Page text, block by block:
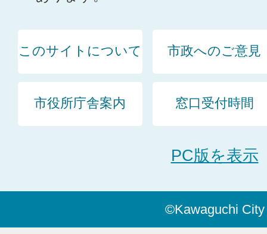
このサイトについて 市政へのご意見
市役所庁舎案内 窓口受付時間
PC版を表示
©Kawaguchi City